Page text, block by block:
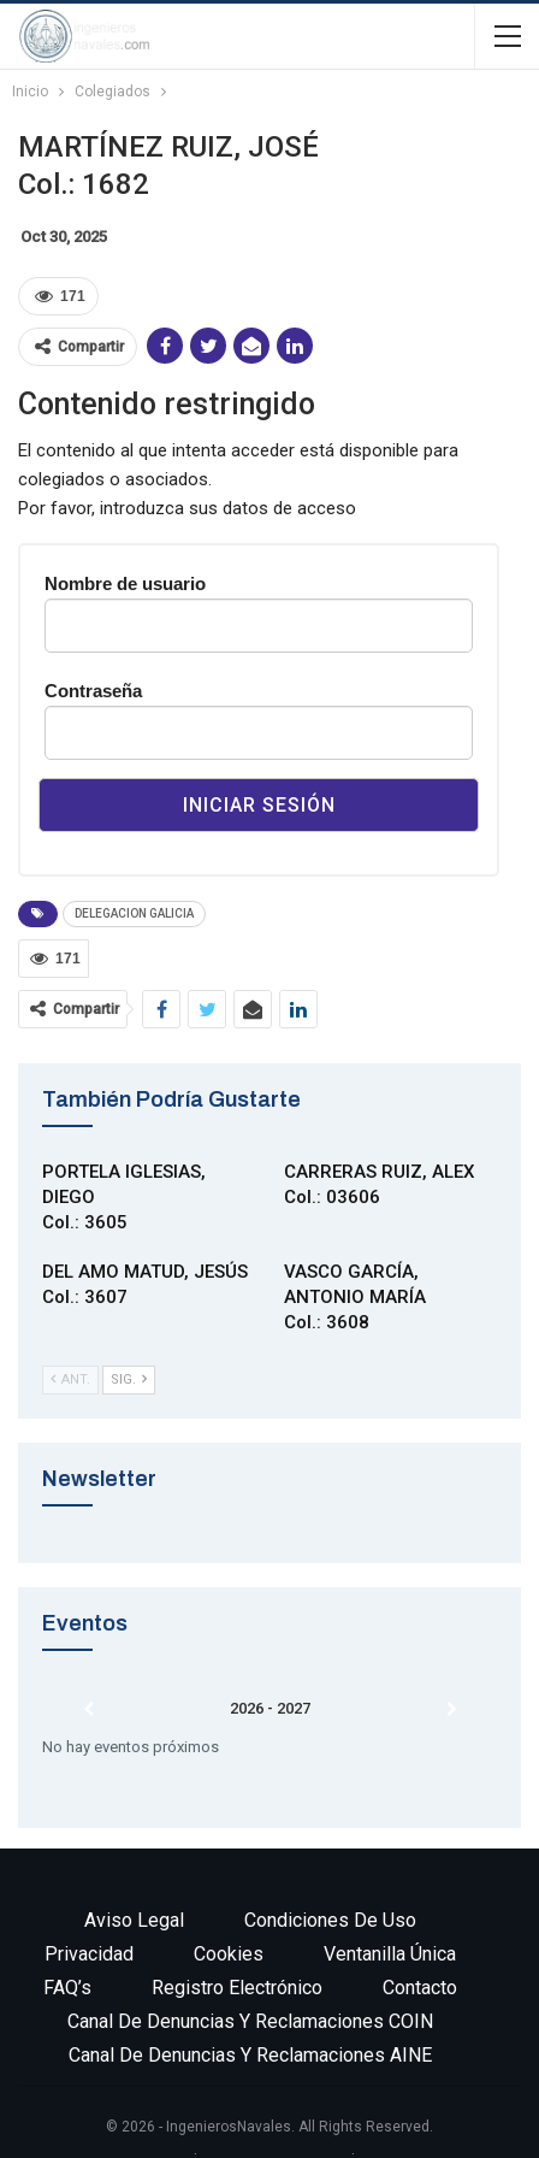
Inicio Colegiados
MARTÍNEZ RUIZ, JOSÉ
Col.: 1682
Oct 30, 2025
171
Compartir
Contenido restringido
El contenido al que intenta acceder está disponible para
colegiados o asociados.
Por favor, introduzca sus datos de acceso
Nombre de usuario
Contraseña
DELEGACION GALICIA
171
Compartir
También Podría Gustarte
PORTELA IGLESIAS,
DIEGO
Col.: 3605
CARRERAS RUIZ, ALEX
Col.: 03606
DEL AMO MATUD, JESÚS
Col.: 3607
VASCO GARCÍA,
ANTONIO MARÍA
Col.: 3608
ANT. SIG.
Newsletter
Eventos
2026 - 2027
No hay eventos próximos
Aviso Legal
Condiciones De Uso
Privacidad
Cookies
Ventanilla Única
FAQ’s
Registro Electrónico
Contacto
Canal De Denuncias Y Reclamaciones COIN
Canal De Denuncias Y Reclamaciones AINE
© 2026 - IngenierosNavales. All Rights Reserved.